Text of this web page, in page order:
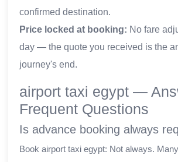
confirmed destination.
Price locked at booking: No fare
day — the quote you received is the
journey's end.
airport taxi egypt —
Frequent Questions
Is advance booking always
Book airport taxi egypt: Not always.